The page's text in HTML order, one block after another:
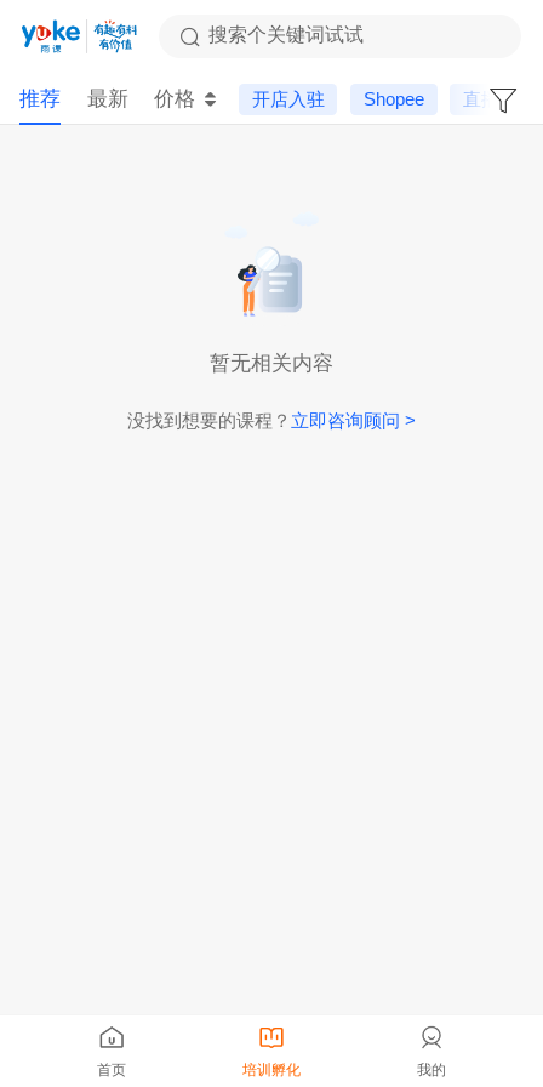
搜索个关键词试试
推荐 最新 价格 开店入驻 Shopee 直播课
暂无相关内容
没找到想要的课程？ 立即咨询顾问 >
首页 培训孵化 我的